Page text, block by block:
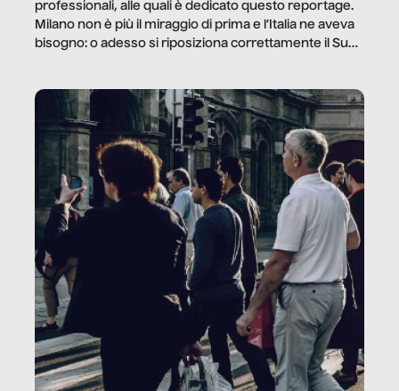
professionali, alle quali è dedicato questo reportage.
Milano non è più il miraggio di prima e l’Italia ne aveva
bisogno: o adesso si riposiziona correttamente il Sud